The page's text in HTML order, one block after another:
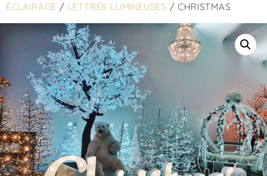
ÉCLAIRAGE / LETTRES LUMINEUSES / CHRISTMAS